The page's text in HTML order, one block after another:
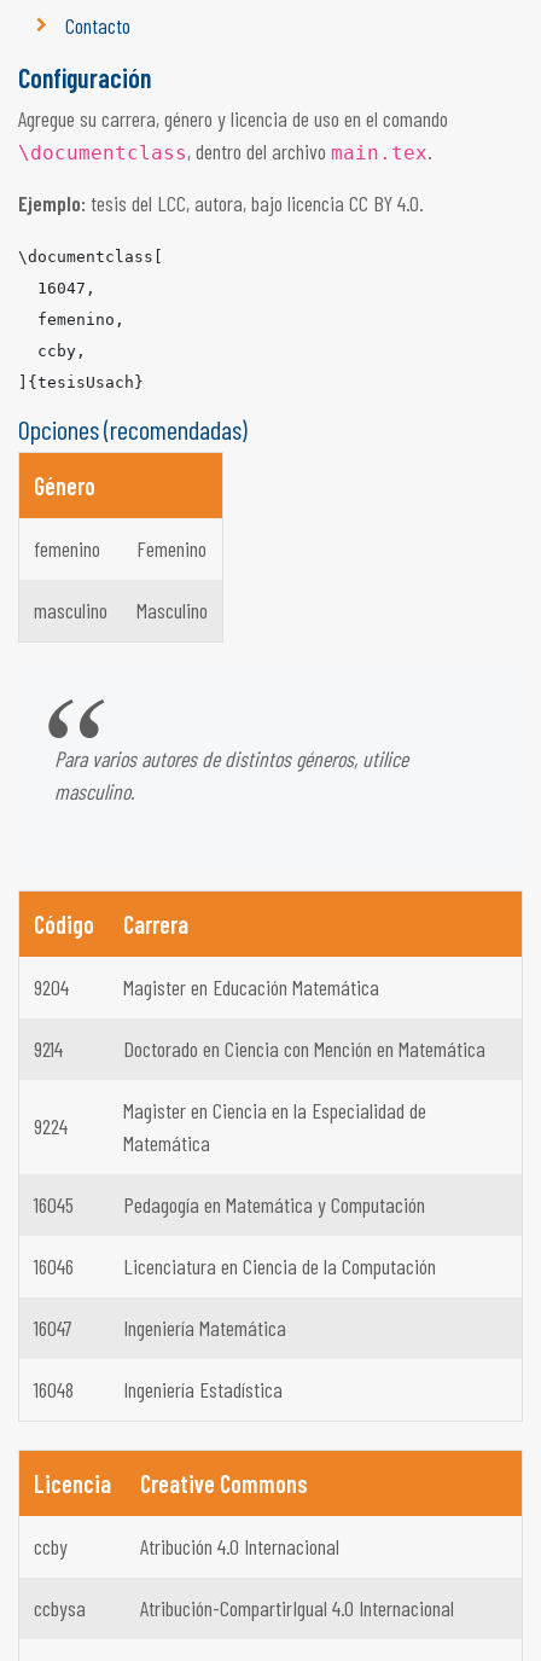
Contacto
Configuración
Agregue su carrera, género y licencia de uso en el comando
\documentclass, dentro del archivo main.tex.
Ejemplo: tesis del LCC, autora, bajo licencia CC BY 4.0.
\documentclass
  16047,
  femenino,
  ccby,
{tesisUsach}
Opciones (recomendadas)
Género
femenino Femenino
masculino Masculino
Para varios autores de distintos géneros, utilice
masculino.
Código Carrera
9204 Magister en Educación Matemática
9214 Doctorado en Ciencia con Mención en Matemática
9224
Magister en Ciencia en la Especialidad de
Matemática
16045 Pedagogía en Matemática y Computación
16046 Licenciatura en Ciencia de la Computación
16047 Ingeniería Matemática
16048 Ingeniería Estadística
Licencia Creative Commons
ccby Atribución 4.0 Internacional
ccbysa Atribución-CompartirIgual 4.0 Internacional